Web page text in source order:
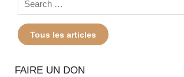
Tous les articles
FAIRE UN DON